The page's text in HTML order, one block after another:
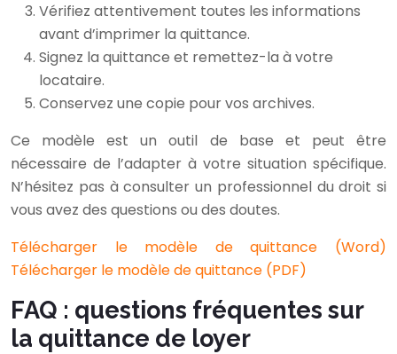
Vérifiez attentivement toutes les informations
avant d’imprimer la quittance.
Signez la quittance et remettez-la à votre
locataire.
Conservez une copie pour vos archives.
Ce modèle est un outil de base et peut être
nécessaire de l’adapter à votre situation spécifique.
N’hésitez pas à consulter un professionnel du droit si
vous avez des questions ou des doutes.
Télécharger le modèle de quittance (Word)
Télécharger le modèle de quittance (PDF)
FAQ : questions fréquentes sur
la quittance de loyer